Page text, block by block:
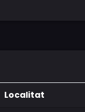
Localitat